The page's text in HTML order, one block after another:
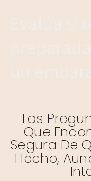
Las
Que
Segura De
Hecho,